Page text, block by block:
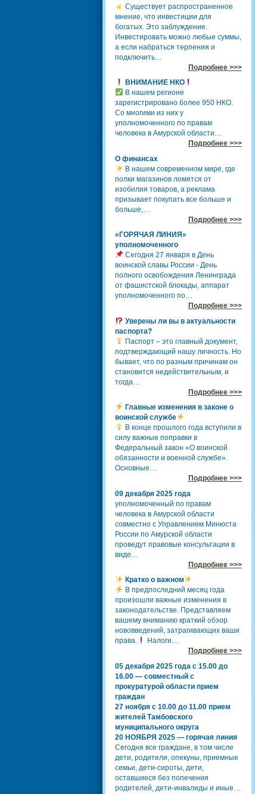
Существует распространенное
мнение, что инвестиции для
богатых. Это заблуждение.
Инвестировать можно любые суммы,
а если набраться терпения и
подключить…
Подробнее >>>
ВНИМАНИЕ НКО
В нашем регионе
зарегистрировано более 950 НКО.
Со многими из них у
уполномоченного по правам
человека в Амурской области…
Подробнее >>>
О финансах
В нашем современном мире, где
полки магазинов ломятся от
изобилия товаров, а реклама
призывает покупать все больше и
больше,…
Подробнее >>>
«ГОРЯЧАЯ ЛИНИЯ»
уполномоченного
Сегодня 27 января в День
воинской славы России - День
полного освобождения Ленинграда
от фашистской блокады, аппарат
уполномоченного по…
Подробнее >>>
Уверены ли вы в актуальности
паспорта?
Паспорт – это главный документ,
подтверждающий нашу личность. Но
бывает, что по разным причинам он
становится недействительным, и
тогда…
Подробнее >>>
Главные изменения в законе о
воинской службе
В конце прошлого года вступили в
силу важные поправки в
Федеральный закон «О воинской
обязанности и военной службе».
Основные…
Подробнее >>>
09 декабря 2025 года
уполномоченный по правам
человека в Амурской области
совместно с Управлением Минюста
России по Амурской области
проведут правовые консультации в
виде…
Подробнее >>>
Кратко о важном
В предпоследний месяц года
произошли важные изменения в
законодательстве. Представляем
вашему вниманию краткий обзор
нововведений, затрагивающих ваши
права.
Налоги…
Подробнее >>>
05 декабря 2025 года с 15.00 до
16.00 — совместный с
прокуратурой области прием
граждан
27 ноября с 10.00 до 11.00 прием
жителей Тамбовского
муниципального округа
20 НОЯБРЯ 2025 — горячая линия
Сегодня все граждане, в том числе
дети, родители, опекуны, приемные
семьи, дети-сироты, дети,
оставшиеся без попечения
родителей, дети-инвалиды и иные…